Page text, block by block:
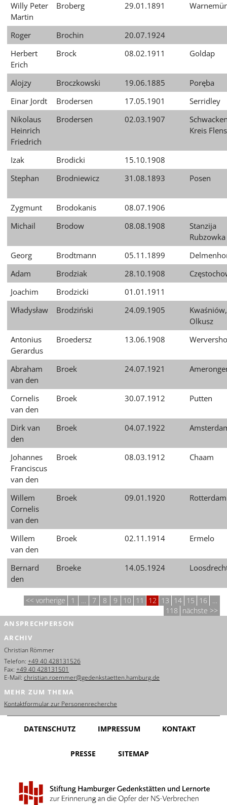
Willy Peter
Martin
Broberg 29.01.1891
Roger Brochin
20.07.1924
Herbert
Erich
Brock 08.02.1911 Goldap
Alojzy Broczkowski 19.06.1885
Poręba
Einar Jordt
Brodersen 17.05.1901
Serridley
Nikolaus
Heinrich
Friedrich
Brodersen 02.03.1907
Kreis
Izak Brodicki
15.10.1908
Stephan
Brodniewicz 31.08.1893 Posen
Zygmunt Brodokanis
08.07.1906
Michail
Brodow 08.08.1908
Stanzija
Rubzowka
Georg
Brodtmann 05.11.1899
Adam
Brodziak 28.10.1908
Joachim
Brodzicki
01.01.1911
Władysław
Brodziński 24.09.1905
Olkusz
Antonius
Gerardus
Broedersz 13.06.1908
Abraham
van den
Broek 24.07.1921
Cornelis
van den
Broek 30.07.1912 Putten
Dirk van
den
Broek 04.07.1922
Johannes
Franciscus
van den
Broek 08.03.1912 Chaam
Willem
Cornelis
van den
Broek 09.01.1920 Rotterdam
Willem
van den
Broek 02.11.1914 Ermelo
Bernard
den
Broeke 14.05.1924
vorherige 1 … 7 8 9 10 11 12 13 14 15 16
…
118 nächste
ANSPRECHPERSON
ARCHIV
Christian Römmer
Telefon: +49 40 428131526
Fax: +49 40 428131501
E-Mail: christian.roemmer@gedenkstaetten.hamburg.de
MEHR ZUM THEMA
Kontaktformular zur Personenrecherche
DATENSCHUTZ IMPRESSUM KONTAKT
PRESSE SITEMAP